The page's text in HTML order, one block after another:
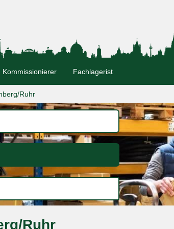
Kommissionierer Fachlagerist
Ruhr
Ruhr